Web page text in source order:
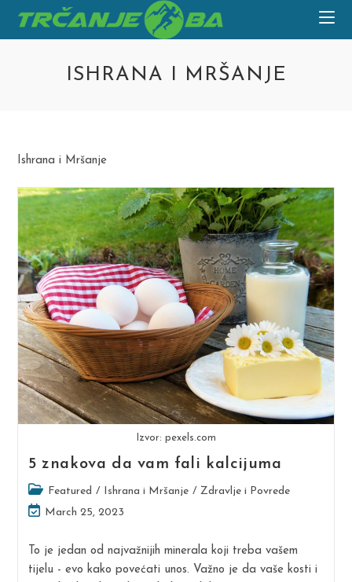
ISHRANA I MRŠANJE
Ishrana i Mršanje
Izvor: pexels.com
5 znakova da vam fali kalcijuma
Post
category:
Featured / Ishrana i Mršanje / Zdravlje i Povrede
Post
modified:
March 25, 2023
To je jedan od najvažnijih minerala koji treba vašem
tijelu - evo kako povećati unos. Važno je da vaše kosti i